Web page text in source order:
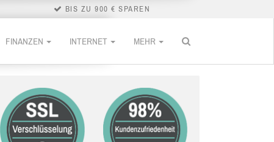
BIS ZU 900 € SPAREN
FINANZEN INTERNET MEHR